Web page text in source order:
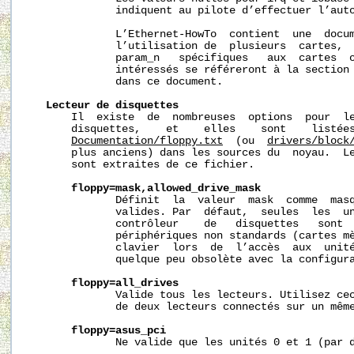
indiquent au pilote d’effectuer
L’Ethernet-HowTo  contient  une
l’utilisation de  plusieurs  cartes,
param_n   spécifiques   aux  cartes
intéressés se référeront à la
              dans ce document.
Lecteur de disquettes
Il  existe  de  nombreuses  options  pour
disquettes,    et    elles    sont
Documentation/floppy.txt
  (ou
drivers/block/
plus anciens) dans les sources du  noyau.
       sont extraites de ce fichier.
floppy=mask,allowed_drive_mask
Définit  la  valeur  mask  comme
valides. Par  défaut,  seules  les
contrôleur    de   disquettes   sont
périphériques non standards (cartes
clavier  lors  de  l’accès  aux
quelque peu obsolète avec la
floppy=all_drives
Valide tous les lecteurs. Utilisez
de deux lecteurs connectés sur un
floppy=asus_pci
Ne valide que les unités 0 et 1 (par